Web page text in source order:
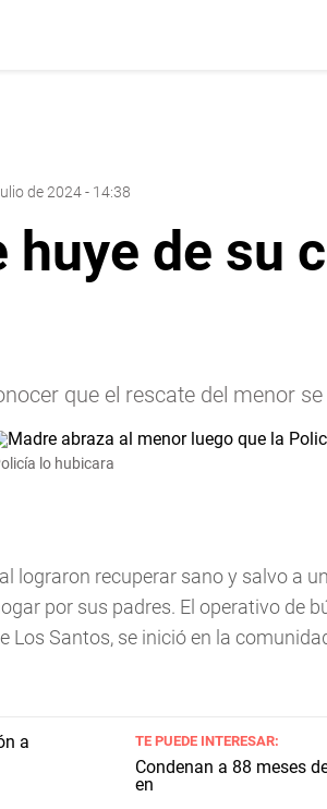
de 2024 - 14:38
huye de su
que el rescate del menor
lo hubicara
lograron recuperar sano y salvo a un
por sus padres. El operativo de
Los Santos, se inició en la
TE PUEDE INTERESAR:
Condenan a 88 meses
en